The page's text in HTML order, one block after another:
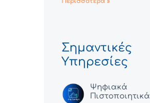
Σημαντικές
Υπηρεσίες
Ψηφιακά
Πιστοποιητικά